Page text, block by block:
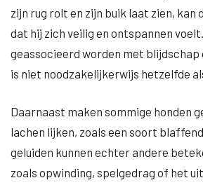
zijn rug rolt en zijn buik laat zien, kan
dat hij zich veilig en ontspannen
geassocieerd worden met blijdschap
is niet noodzakelijkerwijs hetzelfde
Daarnaast maken sommige honden
lachen lijken, zoals een soort
geluiden kunnen echter andere
zoals opwinding, spelgedrag of het